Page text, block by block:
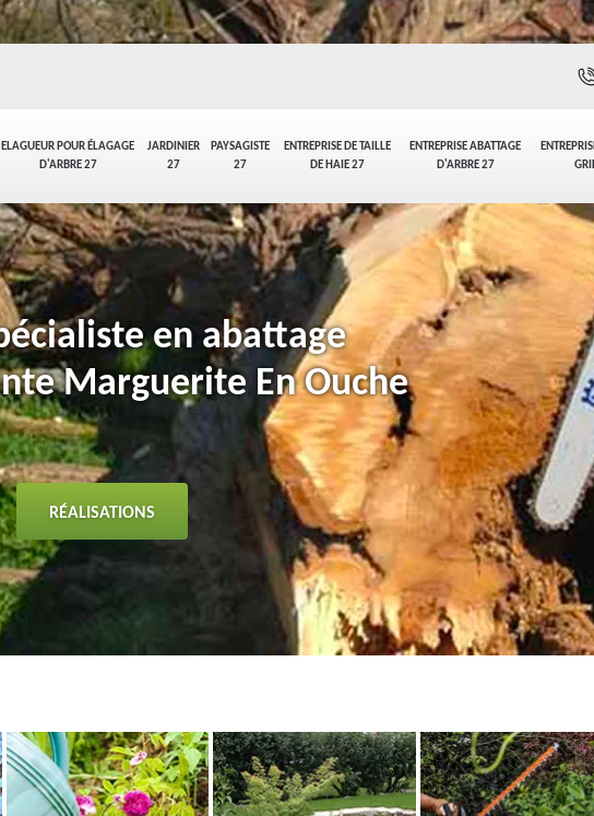
ELAGUEUR POUR ÉLAGAGE
D'ARBRE 27
JARDINIER
27
PAYSAGISTE
27
ENTREPRISE DE TAILLE
DE HAIE 27
ENTREPRISE ABATTAGE
D'ARBRE 27
en abattage
Marguerite En Ouche
RÉALISATIONS